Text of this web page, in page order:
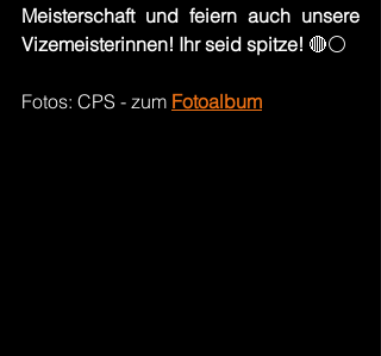
Meisterschaft und feiern auch unsere
Vizemeisterinnen! Ihr seid spitze! 🔴⚪
Fotos: CPS - zum Fotoalbum